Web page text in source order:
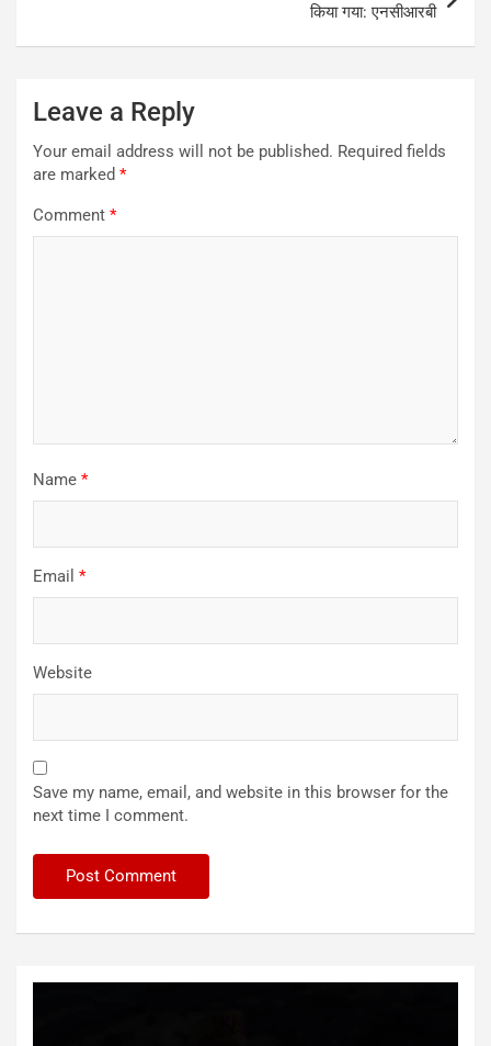
किया गया: एनसीआरबी
Leave a Reply
Your email address will not be published. Required fields
are marked *
Comment *
Name *
Email *
Website
Save my name, email, and website in this browser for the
next time I comment.